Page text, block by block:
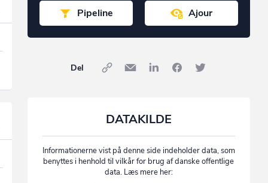
Pipeline Ajour
Del
DATAKILDE
Informationerne vist på denne side indeholder data, som
benyttes i henhold til vilkår for brug af danske offentlige
data. Læs mere her: